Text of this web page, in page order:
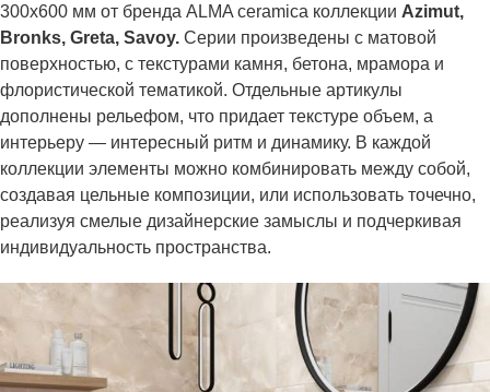
300x600 мм от бренда ALMA ceramica коллекции Azimut,
Bronks, Greta, Savoy. Серии произведены с матовой
поверхностью, с текстурами камня, бетона, мрамора и
флористической тематикой. Отдельные артикулы
дополнены рельефом, что придает текстуре объем, а
интерьеру — интересный ритм и динамику. В каждой
коллекции элементы можно комбинировать между собой,
создавая цельные композиции, или использовать точечно,
реализуя смелые дизайнерские замыслы и подчеркивая
индивидуальность пространства.